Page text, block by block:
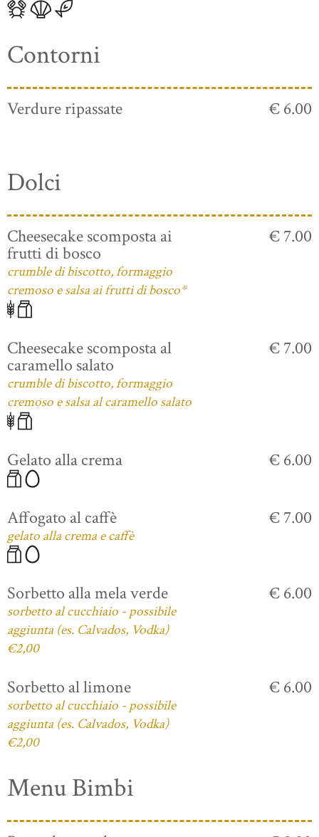
Contorni
Verdure ripassate € 6.00
Dolci
Cheesecake scomposta ai
frutti di bosco
crumble di biscotto, formaggio
cremoso e salsa ai frutti di bosco*
€ 7.00
Cheesecake scomposta al
caramello salato
crumble di biscotto, formaggio
cremoso e salsa al caramello salato
€ 7.00
Gelato alla crema € 6.00
Affogato al caffè
gelato alla crema e caffè
€ 7.00
Sorbetto alla mela verde
sorbetto al cucchiaio - possibile
aggiunta (es. Calvados, Vodka)
€2,00
€ 6.00
Sorbetto al limone
sorbetto al cucchiaio - possibile
aggiunta (es. Calvados, Vodka)
€2,00
€ 6.00
Menu Bimbi